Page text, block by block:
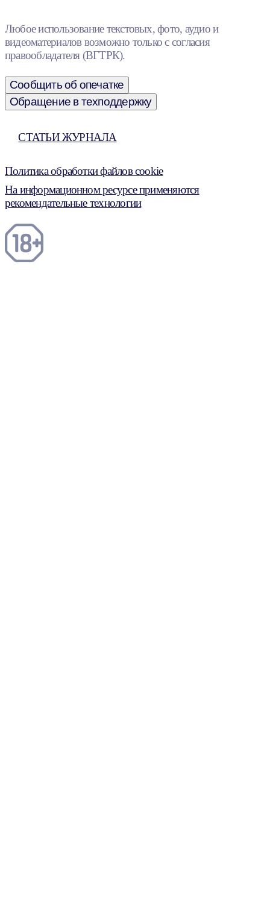
Любое использование текстовых, фото, аудио и
видеоматериалов возможно только с согласия
правообладателя (ВГТРК).
Сообщить об опечатке
Обращение в техподдержку
СТАТЬИ ЖУРНАЛА
Политика обработки файлов cookie
На информационном ресурсе применяются
рекомендательные технологии